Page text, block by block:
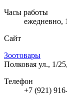
Часы работы
ежедневно,
Сайт
Зоотовары
Полковая ул., 1/
Телефон
+7 (921)